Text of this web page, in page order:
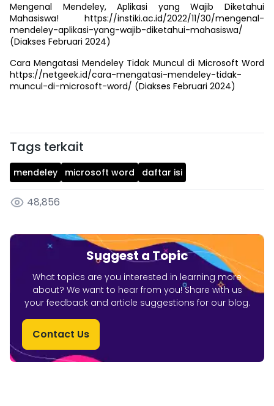
Mengenal Mendeley, Aplikasi yang Wajib Diketahui
Mahasiswa! https://instiki.ac.id/2022/11/30/mengenal-
mendeley-aplikasi-yang-wajib-diketahui-mahasiswa/
(Diakses Februari 2024)
Cara Mengatasi Mendeley Tidak Muncul di Microsoft Word
https://netgeek.id/cara-mengatasi-mendeley-tidak-
muncul-di-microsoft-word/ (Diakses Februari 2024)
Tags terkait
mendeley microsoft word daftar isi
48,856
Suggest a Topic
What topics are you interested in learning more
about? We want to hear from you! Share with us
your feedback and article suggestions for our blog.
Contact Us